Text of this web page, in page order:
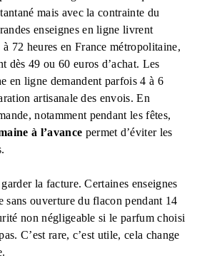
mais avec la contrainte du
enseignes en ligne livrent
à 72 heures en France métropolitaine,
dès 49 ou 60 euros d’achat. Les
en ligne demandent parfois 4 à 6
artisanale des envois. En
notamment pendant les fêtes,
à l’avance permet d’éviter les
la facture. Certaines enseignes
sans ouverture du flacon pendant 14
non négligeable si le parfum choisi
C’est rare, c’est utile, cela change